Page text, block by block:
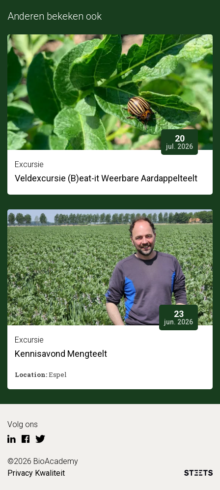
Anderen bekeken ook
20
jul. 2026
Excursie
Veldexcursie (B)eat-it Weerbare Aardappelteelt
23
jun. 2026
Excursie
Kennisavond Mengteelt
Location:Espel
©2026 BioAcademy
Privacy Kwaliteit
Volg ons